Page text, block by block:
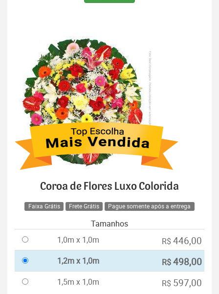
Coroa de Flores Luxo Colorida
Faixa Grátis Frete Grátis Pague somente após a entrega
Tamanhos
1,0m x 1,0m
R$ 446,00
1,2m x 1,0m R$498,00
1,5m x 1,0m R$ 597,00